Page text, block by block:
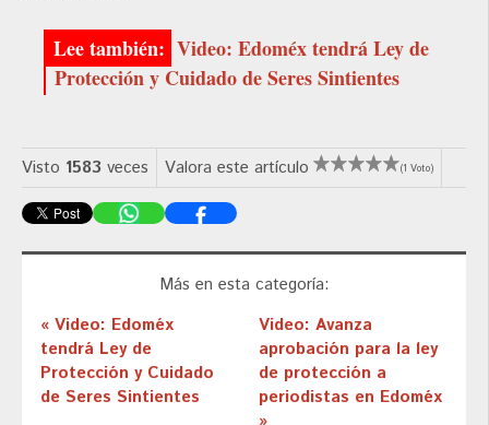
Video: Edoméx tendrá Ley de
Protección y Cuidado de Seres Sintientes
Visto 1583 veces Valora este artículo (1 Voto)
Más en esta categoría:
« Video: Edoméx
tendrá Ley de
Protección y Cuidado
de Seres Sintientes
Video: Avanza
aprobación para la ley
de protección a
periodistas en Edoméx